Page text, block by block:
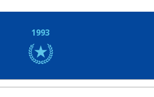
1993